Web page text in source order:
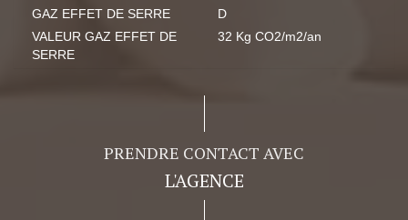
GAZ EFFET DE SERRE
D
VALEUR GAZ EFFET DE
SERRE
32 Kg CO2/m2/an
PRENDRE CONTACT AVEC
L'AGENCE